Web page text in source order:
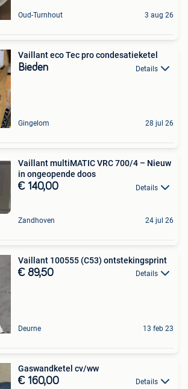
Oud-Turnhout 3 aug 26
Vaillant eco Tec pro condesatieketel
Bieden Details
Gingelom 28 jul 26
Vaillant multiMATIC VRC 700/4 – Nieuw
in ongeopende doos
€ 140,00 Details
Zandhoven 24 jul 26
Vaillant 100555 (C53) ontstekingsprint
€ 89,50 Details
Deurne 13 feb 23
Gaswandketel cv/ww
€ 160,00 Details